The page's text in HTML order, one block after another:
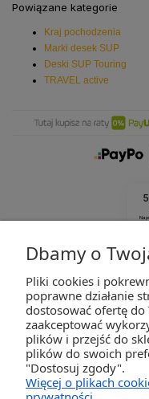
Powiązane kategorie
Kraj pochodzenia
Marki desek SUP
Deski SUP Touring
TRAVEL active
Na
Dbamy o
Pliki cookies i
poprawne działanie
dostosować ofertę
zaakceptować
plików i przejść do
plików do swoich
"Dostosuj zgody".
Więcej o plikach